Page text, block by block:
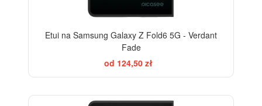
Etui na Samsung Galaxy Z Fold6 5G - Verdant
Fade
od 124,50 zł